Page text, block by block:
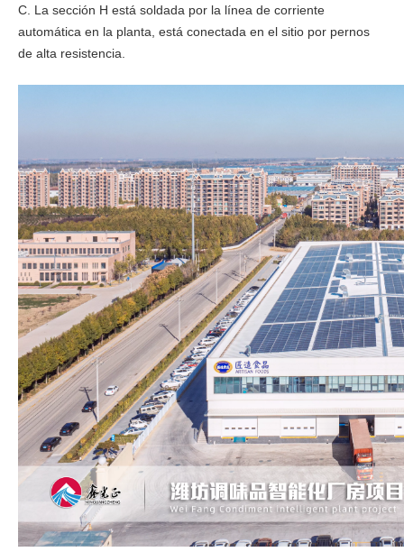
C. La sección H está soldada por la línea de corriente
automática en la planta, está conectada en el sitio por pernos
de alta resistencia.